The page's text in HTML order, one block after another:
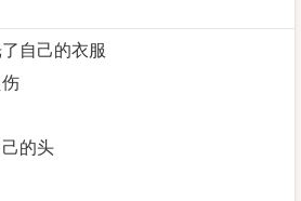
自己的衣服
的头